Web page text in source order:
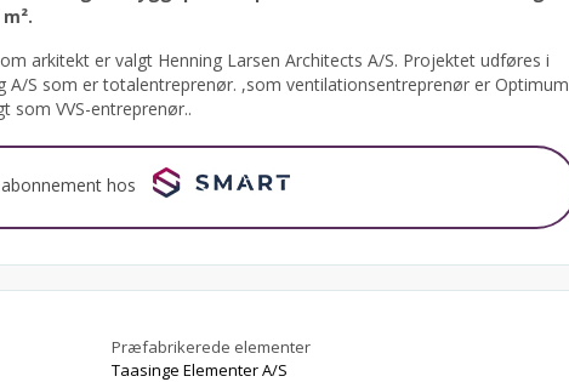
arkitekt er valgt Henning Larsen Architects A/S. Projektet udføres i
S som er totalentreprenør. ,som ventilationsentreprenør er Optimum
som VVS-entreprenør..
hos
Præfabrikerede elementer
Taasinge Elementer A/S